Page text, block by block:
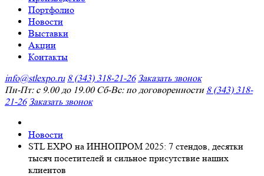
Портфолио
Новости
Выставки
Акции
Контакты
info@stlexpo.ru 8 (343) 318-21-26 Заказать звонок
Пн-Пт: с 9.00 до 19.00 Сб-Вс: по договоренности 8 (343) 318-
21-26 Заказать звонок
Новости
STL EXPO на ИННОПРОМ 2025: 7 стендов, десятки
тысяч посетителей и сильное присутствие наших
клиентов